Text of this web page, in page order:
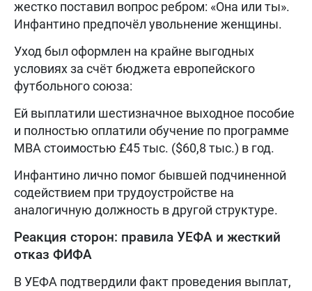
жестко поставил вопрос ребром: «Она или ты».
Инфантино предпочёл увольнение женщины.
Уход был оформлен на крайне выгодных
условиях за счёт бюджета европейского
футбольного союза:
Ей выплатили шестизначное выходное пособие
и полностью оплатили обучение по программе
MBA стоимостью £45 тыс. ($60,8 тыс.) в год.
Инфантино лично помог бывшей подчиненной
содействием при трудоустройстве на
аналогичную должность в другой структуре.
Реакция сторон: правила УЕФА и жесткий
отказ ФИФА
В УЕФА подтвердили факт проведения выплат,